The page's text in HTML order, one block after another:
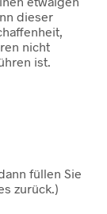
dieser
nicht
ist.
füllen Sie
zurück.)